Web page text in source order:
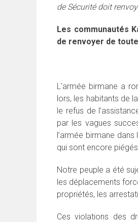
de Sécurité doit
Les communautés
de renvoyer de
L’armée birmane a
lors, les habitants de
le refus de
par les vagues
l’armée birmane
qui sont encore
Notre peuple a été
les déplacements
propriétés, les
Ces violations des